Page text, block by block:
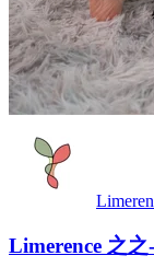
Limerence 之